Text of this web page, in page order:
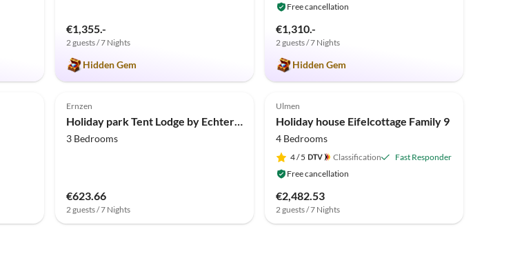
€1,355.-
2 guests / 7 Nights
Hidden Gem
Free cancellation
€1,310.-
2 guests / 7 Nights
Hidden Gem
Top-Listing 4.0 (2)
Ernzen
3 Bedrooms
€623.66
2 guests / 7 Nights
Top-Listing
Ulmen
Holiday house Eifelcottage Family 9
4 Bedrooms
4/ 5 Classification
Fast Responder
Free cancellation
€2,482.53
2 guests / 7 Nights